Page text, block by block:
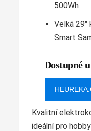
500Wh
Velká 29"
Smart
Dostupné
Kvalitní
ideální pro